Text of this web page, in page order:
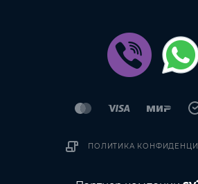
ПОЛИТИКА